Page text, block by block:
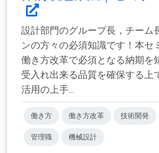
設計部門のグループ長，チーム
ンの方々の必須知識です！本セ
働き方改革で必須となる納期を
受入れ出来る品質を確保する上
活用の上手...
働き方 働き方改革 技術開発
管理職 機械設計